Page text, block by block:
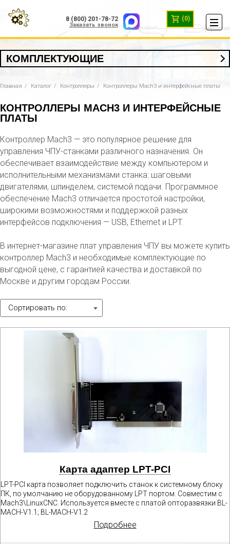
8 (800) 201-78-72
Заказать звонок
(0)
КОМПЛЕКТУЮЩИЕ
Главная Каталог Контроллеры Контроллеры Mach3 и интерфейсные платы
КОНТРОЛЛЕРЫ MACH3 И ИНТЕРФЕЙСНЫЕ
ПЛАТЫ
Контроллер Mach3 — это популярное решение для
управления ЧПУ-станками различного назначения. Он
обеспечивает взаимодействие между компьютером и
исполнительными механизмами станка: шаговыми
двигателями, шпинделем, системой подачи. Программное
обеспечение Mach3 отличается простотой настройки,
широкими возможностями и поддержкой разных
интерфейсов подключения — USB, Ethernet и LPT.
В интернет-магазине плат управления ЧПУ вы можете купить
контроллер Mach3 и необходимые комплектующие по
выгодной цене, с гарантией качества и доставкой по
Москве и другим городам России.
Сортировать по:
Карта адаптер LPT-PCI
LPT-PCI карта позволяет подключить станок к системному блоку
ПК, по умолчанию не оборудованному LPT портом. Совместим с
Mach3\LinuxCNC. Используется вместе с платой опторазвязки BL-
MACH-V1.1; BL-MACH-V1.2
Подробнее